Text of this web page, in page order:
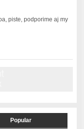
piste, podporime aj my
Popular